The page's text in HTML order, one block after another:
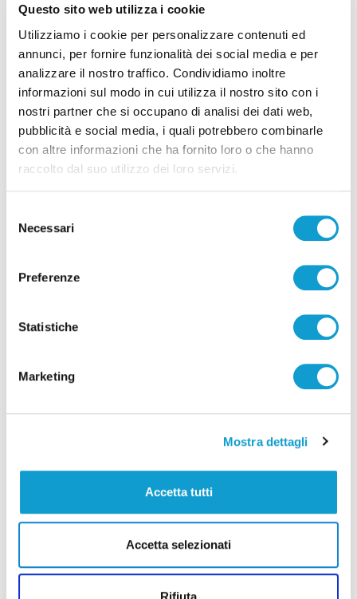
Questo sito web utilizza i cookie
Utilizziamo i cookie per personalizzare contenuti ed
annunci, per fornire funzionalità dei social media e per
analizzare il nostro traffico. Condividiamo inoltre
informazioni sul modo in cui utilizza il nostro sito con i
nostri partner che si occupano di analisi dei dati web,
pubblicità e social media, i quali potrebbero combinarle
con altre informazioni che ha fornito loro o che hanno
raccolto dal suo utilizzo dei loro servizi.
delNecessari
Preferenze
Statistiche
Marketing
Mostra dettagli
Accetta tutti
Accetta selezionati
San Benedetto del Tronto - Super ospiti per il
debutto del Teatro della Stoppia
di Matteo Porfiri